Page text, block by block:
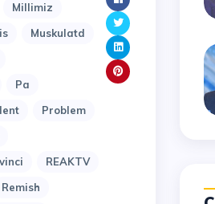
Millimiz
Muskulatd
Pa
Problem
REAKTV
Remish